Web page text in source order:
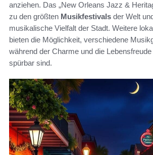
anziehen. Das „New Orleans Jazz &
zu den größten Musikfestivals der Welt
musikalische Vielfalt der Stadt. Weitere
bieten die Möglichkeit, verschiedene
während der Charme und die
spürbar sind.